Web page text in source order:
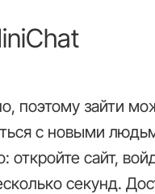
поэтому зайти
с новыми
сайт,
секунд.